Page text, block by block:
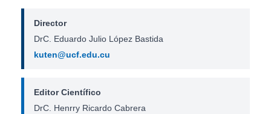
Director
DrC. Eduardo Julio López Bastida
kuten@ucf.edu.cu
Editor Científico
DrC. Henrry Ricardo Cabrera